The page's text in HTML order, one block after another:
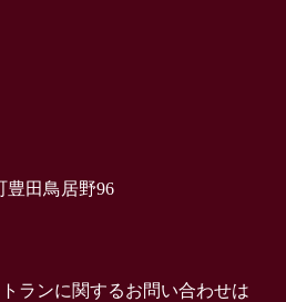
豊田鳥居野96
ランに関するお問い合わせは